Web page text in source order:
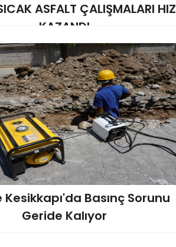
ASFALT ÇALIŞMALARI HIZ
KAZANDI
Kesikkapı'da Basınç Sorunu
Geride Kalıyor